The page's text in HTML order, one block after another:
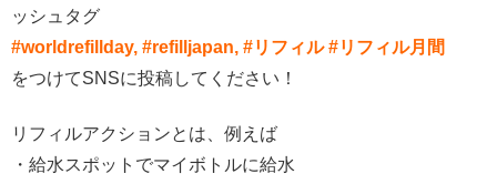
ッシュタグ
#worldrefillday, #refilljapan, #リフィル #リフィル月間
をつけてSNSに投稿してください！
リフィルアクションとは、例えば
・給水スポットでマイボトルに給水